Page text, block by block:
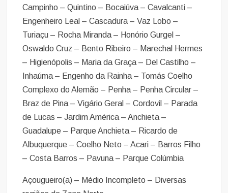
Campinho – Quintino – Bocaiúva – Cavalcanti –
Engenheiro Leal – Cascadura – Vaz Lobo –
Turiaçu – Rocha Miranda – Honório Gurgel –
Oswaldo Cruz – Bento Ribeiro – Marechal Hermes
– Higienópolis – Maria da Graça – Del Castilho –
Inhaúma – Engenho da Rainha – Tomás Coelho
Complexo do Alemão – Penha – Penha Circular –
Braz de Pina – Vigário Geral – Cordovil – Parada
de Lucas – Jardim América – Anchieta –
Guadalupe – Parque Anchieta – Ricardo de
Albuquerque – Coelho Neto – Acari – Barros Filho
– Costa Barros – Pavuna – Parque Colúmbia
Açougueiro(a) – Médio Incompleto – Diversas